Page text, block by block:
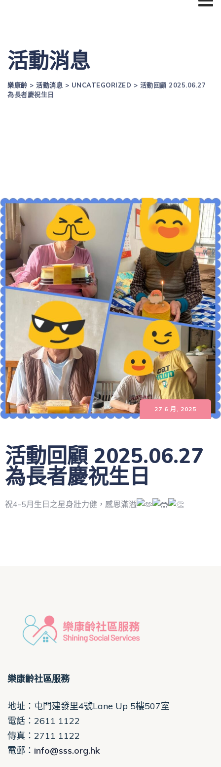
活動消息
樂康齡 > 活動消息 > UNCATEGORIZED > 活動回顧 2025.06.27
為長者慶祝生日
27 6 月, 2025
活動回顧 2025.06.27
為長者慶祝生日
祝4-5月生日之星身壯力健，感恩滿溢
樂康齡社區服務
地址：屯門建發里4號Lane Up 5樓507室
電話 ：2611 1122
傳真：2711 1122
電郵 ： info@sss.org.hk